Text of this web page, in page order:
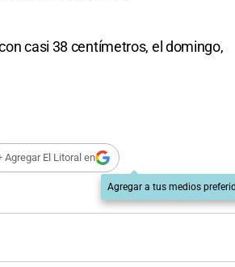
casi 38 centímetros, el domingo,
Agregar El Litoral en
Agregar a tus medios